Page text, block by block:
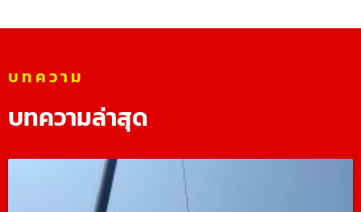
บทความ
บทความล่าสุด